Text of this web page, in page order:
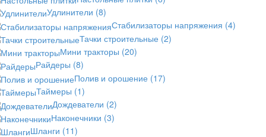
Удлинители (8)
Стабилизаторы напряжения (4)
Тачки строительные (2)
Мини тракторы (20)
Райдеры (8)
Полив и орошение (17)
Таймеры (1)
Дождеватели (2)
Наконечники (3)
Шланги (11)